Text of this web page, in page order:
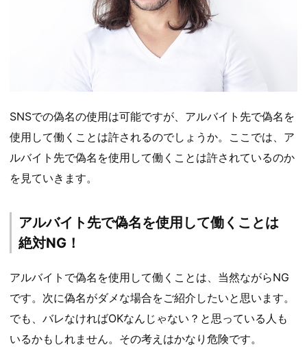
SNSでの偽名の使用は可能ですが、アルバイト先で偽名を
使用して働くことは許されるのでしょうか。ここでは、ア
ルバイト先で偽名を使用して働くことは許されているのか
を見ていきます。
アルバイト先で偽名を使用して働くことは
絶対NG！
アルバイトで偽名を使用して働くことは、当然ながらNG
です。次に偽名がダメな場合をご紹介したいと思います。
でも、バレなければOKなんじゃない？と思っている人も
いるかもしれません。その考えはかなり危険です。